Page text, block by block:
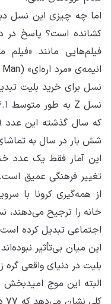
اما چه چیزی این نسل
کشانده است؟ پاسخ در
نسل برای خرید بلیت
شش بار در سال به
این آمار فقط یک عدد
تغییر فرهنگی عمیق
از همه‌گیری کرونا با
خانه را ترجیح می‌دهند،
اجتماعی تبدیل کرده
این میان بی‌تأثیر
بلیت در دنیای واقعی گره